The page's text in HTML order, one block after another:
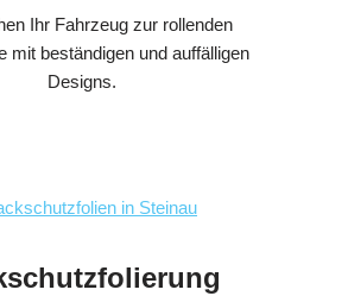
Ihr Fahrzeug zur rollenden
mit beständigen und auffälligen
Designs.